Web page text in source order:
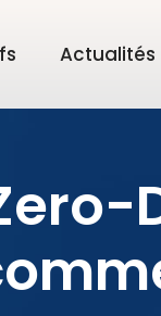
Actualités